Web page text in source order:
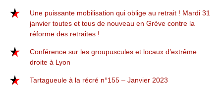
Une puissante mobilisation qui oblige au retrait ! Mardi 31
janvier toutes et tous de nouveau en Grève contre la
réforme des retraites !
Conférence sur les groupuscules et locaux d’extrême
droite à Lyon
Tartagueule à la récré n°155 – Janvier 2023